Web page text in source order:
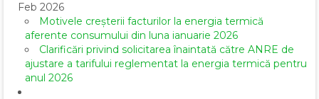
Feb 2026
Motivele creșterii facturilor la energia termică
aferente consumului din luna ianuarie 2026
Clarificări privind solicitarea înaintată către ANRE de
ajustare a tarifului reglementat la energia termică pentru
anul 2026